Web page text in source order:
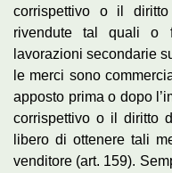
corrispettivo o il
rivendute tal quali o
lavorazioni secondarie
le merci sono
apposto prima o dopo
corrispettivo o il diritto
libero di ottenere tali
venditore (art. 159).